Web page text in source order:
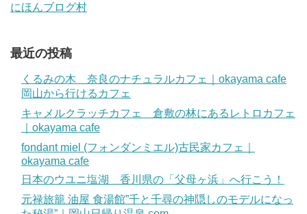
にほんブログ村
最近の投稿
くるみの木 奈良のナチュラルカフェ｜okayama cafe
岡山から行けるカフェ
キャメルクラッチカフェ 倉敷の林にあるレトロカフェ
｜okayama cafe
fondant miel (フォンダンミエル)古民家カフェ｜
okayama cafe
日本のウユニ塩湖 香川県の「父母ヶ浜」へ行こう！
元禄旅籠 油屋 食湯館”千と千尋の神隠しのモデルになっ